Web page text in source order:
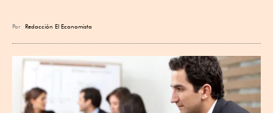
Por Redacción El Economista